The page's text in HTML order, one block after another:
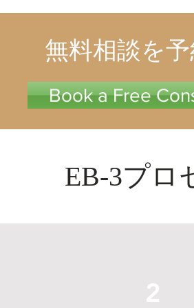
無料相談を
Book a Free
EB-3プロ
2